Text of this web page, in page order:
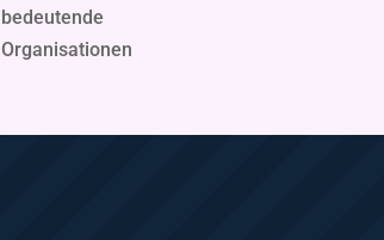
bedeutende
Organisationen